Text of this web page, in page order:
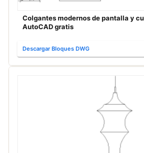
Colgantes modernos de pantalla y
AutoCAD gratis
Descargar Bloques DWG